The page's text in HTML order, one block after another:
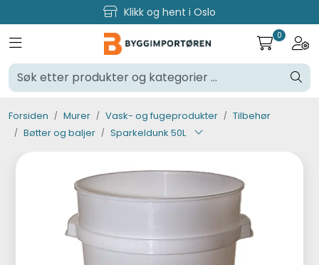
Skip to main content Klikk og hent i Oslo
Toggle navigation 0
Forsiden Murer Vask- og fugeprodukter
Tilbehør
Bøtter og baljer
Sparkeldunk 50L
Verktøy og maskiner
Byggevarer
Varemerker